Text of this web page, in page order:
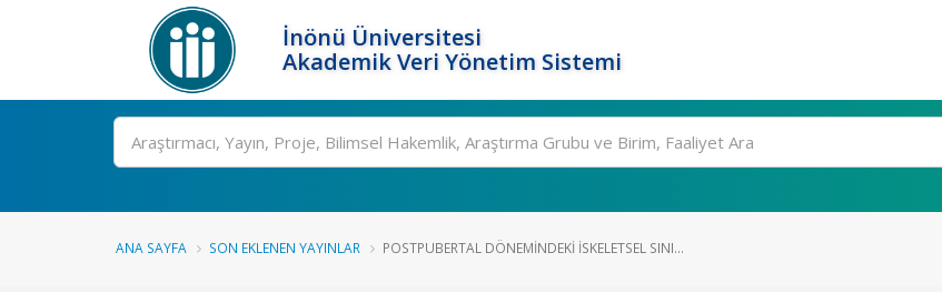
İnönü Üniversitesi
Akademik Veri Yönetim Sistemi
Ara
ANA SAYFA SON EKLENEN YAYINLAR POSTPUBERTAL DÖNEMİNDEKİ İSKELETSEL SINI...